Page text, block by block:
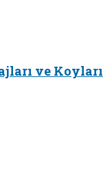
ve Koyları